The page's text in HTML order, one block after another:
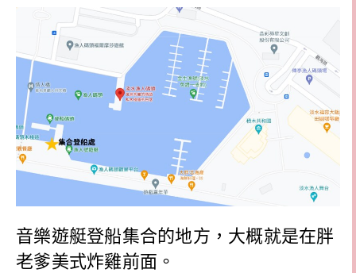
音樂遊艇登船集合的地方，大概就是在胖
老爹美式炸雞前面。